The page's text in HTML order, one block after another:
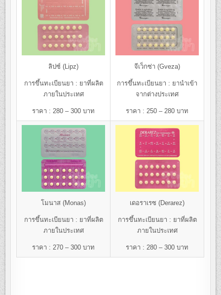
ลิปซ์ (Lipz)
การขึ้นทะเบียนยา : ยาที่ผลิต
ภายในประเทศ
ราคา : 280 – 300 บาท
จีเว็กซ่า (Gveza)
การขึ้นทะเบียนยา : ยานำเข้า
จากต่างประเทศ
ราคา : 250 – 280 บาท
โมนาส (Monas)
การขึ้นทะเบียนยา : ยาที่ผลิต
ภายในประเทศ
ราคา : 270 – 300 บาท
เดอราเรซ (Derarez)
การขึ้นทะเบียนยา : ยาที่ผลิต
ภายในประเทศ
ราคา : 280 – 300 บาท